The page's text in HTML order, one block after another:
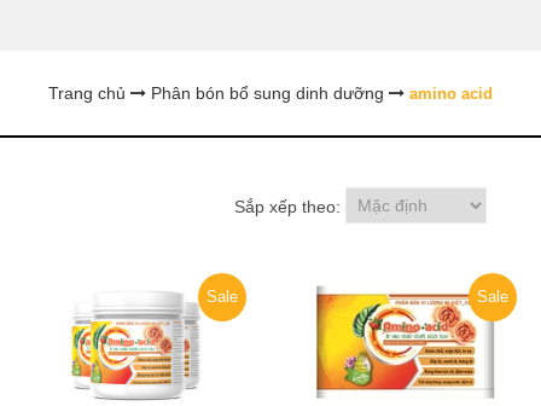
Trang chủ Phân bón bổ sung dinh dưỡng amino acid
Sắp xếp theo:
Sale Sale